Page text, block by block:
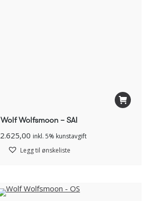
Wolf Wolfsmoon – SAI
2.625,00 inkl. 5% kunstavgift
Legg til ønskeliste